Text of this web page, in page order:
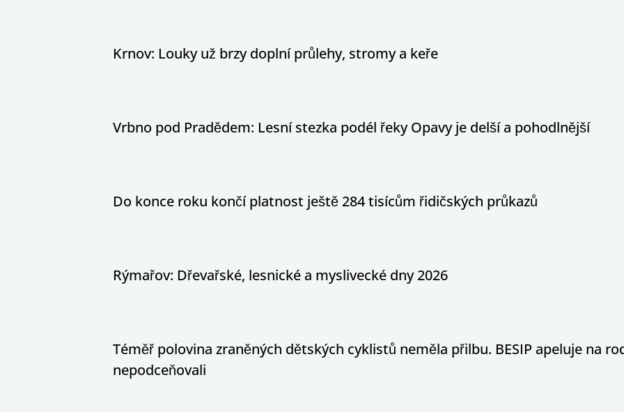
Krnov: Louky už brzy doplní průlehy, stromy a keře
Vrbno pod Pradědem: Lesní stezka podél řeky Opavy je delší a pohodlnější
Do konce roku končí platnost ještě 284 tisícům řidičských průkazů
Rýmařov: Dřevařské, lesnické a myslivecké dny 2026
Téměř polovina zraněných dětských cyklistů neměla přilbu. BESIP apeluje na
nepodceňovali